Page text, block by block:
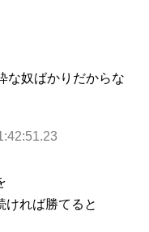
な奴ばかりだからな
ければ勝てると